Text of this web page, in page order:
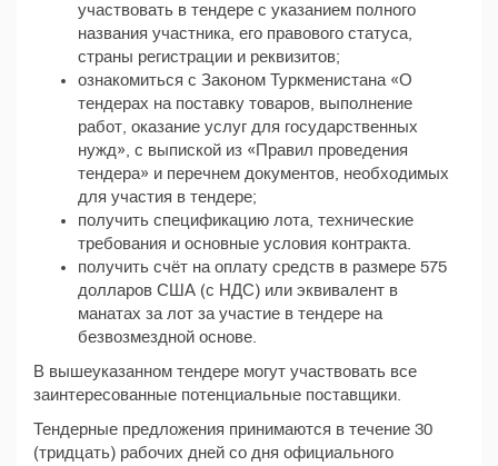
участвовать в тендере с указанием полного
названия участника, его правового статуса,
страны регистрации и реквизитов;
ознакомиться с Законом Туркменистана «О
тендерах на поставку товаров, выполнение
работ, оказание услуг для государственных
нужд», с выпиской из «Правил проведения
тендера» и перечнем документов, необходимых
для участия в тендере;
получить спецификацию лота, технические
требования и основные условия контракта.
получить счёт на оплату средств в размере 575
долларов США (с НДС) или эквивалент в
манатах за лот за участие в тендере на
безвозмездной основе.
В вышеуказанном тендере могут участвовать все
заинтересованные потенциальные поставщики.
Тендерные предложения принимаются в течение 30
(тридцать) рабочих дней со дня официального